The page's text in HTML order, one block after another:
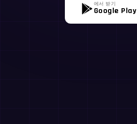
에서 받기
Google Play